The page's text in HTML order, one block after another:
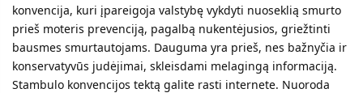
konvencija, kuri įpareigoja valstybę vykdyti nuoseklią smurto
prieš moteris prevenciją, pagalbą nukentėjusios, griežtinti
bausmes smurtautojams. Dauguma yra prieš, nes bažnyčia ir
konservatyvūs judėjimai, skleisdami melagingą informaciją.
Stambulo konvencijos tektą galite rasti internete. Nuoroda